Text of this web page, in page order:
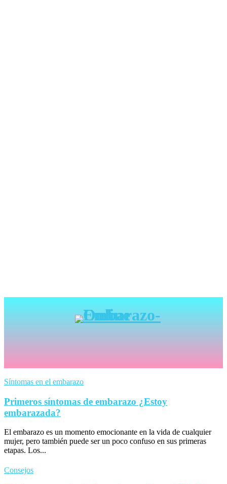
Síntomas en el embarazo
Primeros síntomas de embarazo ¿Estoy
embarazada?
El embarazo es un momento emocionante en la vida de cualquier
mujer, pero también puede ser un poco confuso en sus primeras
etapas. Los...
Consejos